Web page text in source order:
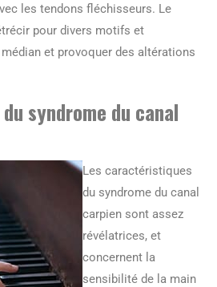
les tendons fléchisseurs. Le
pour divers motifs et
et provoquer des altérations
syndrome du canal
Les caractéristiques
du syndrome du canal
carpien sont assez
révélatrices, et
concernent la
sensibilité de la main